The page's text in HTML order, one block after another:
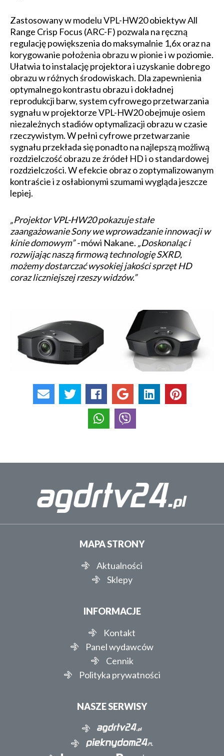
Zastosowany w modelu VPL-HW20 obiektyw All
Range Crisp Focus (ARC-F) pozwala na ręczną
regulację powiększenia do maksymalnie 1,6x oraz na
korygowanie położenia obrazu w pionie i w poziomie.
Ułatwia to instalację projektora i uzyskanie dobrego
obrazu w różnych środowiskach. Dla zapewnienia
optymalnego kontrastu obrazu i dokładnej
reprodukcji barw, system cyfrowego przetwarzania
sygnału w projektorze VPL-HW20 obejmuje osiem
niezależnych stadiów optymalizacji obrazu w czasie
rzeczywistym. W pełni cyfrowe przetwarzanie
sygnału przekłada się ponadto na najlepszą możliwą
rozdzielczość obrazu ze źródeł HD i o standardowej
rozdzielczości. W efekcie obraz o zoptymalizowanym
kontraście i z osłabionymi szumami wygląda jeszcze
lepiej.
„Projektor VPL-HW20 pokazuje stałe
zaangażowanie Sony we wprowadzanie innowacji w
kinie domowym” -mówi Nakane. „Doskonaląc i
rozwijając naszą firmową technologię SXRD,
możemy dostarczać wysokiej jakości sprzęt HD
coraz liczniejszej rzeszy widzów.”
MAPA STRONY
Aktualności
Sklepy
INFORMACJE
Kontakt
Panel wydawców
Cennik
Polityka prywatności
NASZE SERWISY